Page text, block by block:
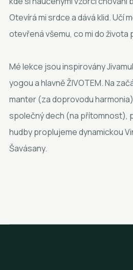
Otevírá mi srdce a dává klid. Učí
otevřená všemu, co mi do života
Mé lekce jsou inspirovány
yogou a hlavně ŽIVOTEM. Na
manter (za doprovodu
společný dech (na přítomnost),
hudby proplujeme dynamickou
Šavásany.